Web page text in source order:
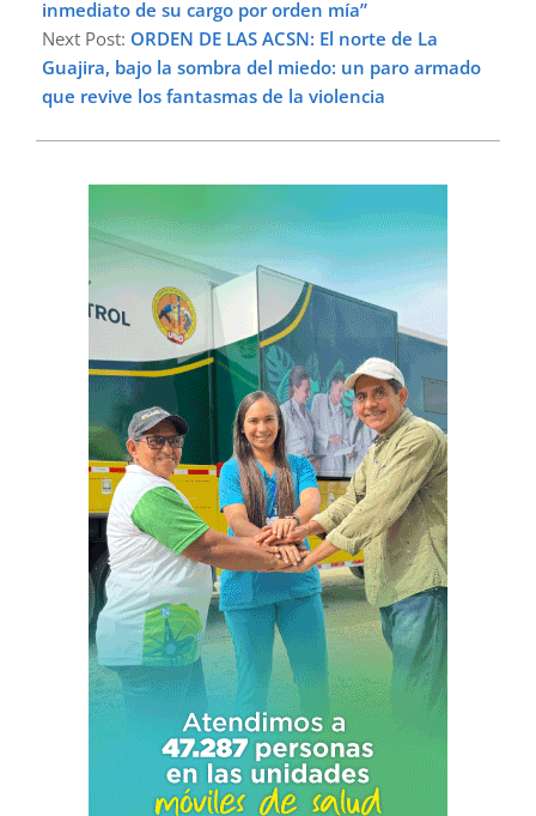
inmediato de su cargo por orden mía”
Next Post: ORDEN DE LAS ACSN: El norte de La
Guajira, bajo la sombra del miedo: un paro armado
que revive los fantasmas de la violencia